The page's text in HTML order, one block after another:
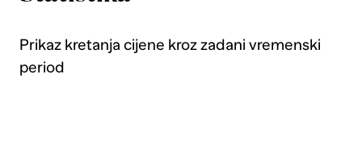
Prikaz kretanja cijene kroz zadani vremenski
period